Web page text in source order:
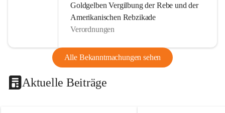
Goldgelben Vergilbung der Rebe und der
Amerikanischen Rebzikade
Verordnungen
Alle Bekanntmachungen sehen
Aktuelle Beiträge